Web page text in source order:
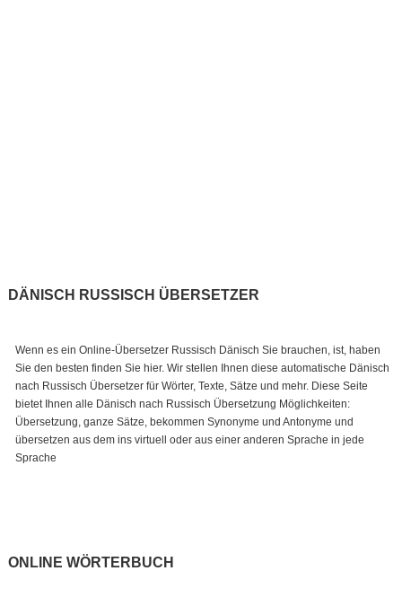
DÄNISCH RUSSISCH ÜBERSETZER
Wenn es ein Online-Übersetzer Russisch Dänisch Sie brauchen, ist, haben
Sie den besten finden Sie hier. Wir stellen Ihnen diese automatische Dänisch
nach Russisch Übersetzer für Wörter, Texte, Sätze und mehr. Diese Seite
bietet Ihnen alle Dänisch nach Russisch Übersetzung Möglichkeiten:
Übersetzung, ganze Sätze, bekommen Synonyme und Antonyme und
übersetzen aus dem ins virtuell oder aus einer anderen Sprache in jede
Sprache
ONLINE WÖRTERBUCH